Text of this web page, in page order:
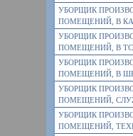
УБОРЩИК
ПОМЕЩЕНИЙ, В
УБОРЩИК
ПОМЕЩЕНИЙ, В
УБОРЩИК
ПОМЕЩЕНИЙ, В
УБОРЩИК
ПОМЕЩЕНИЙ,
УБОРЩИК
ПОМЕЩЕНИЙ,